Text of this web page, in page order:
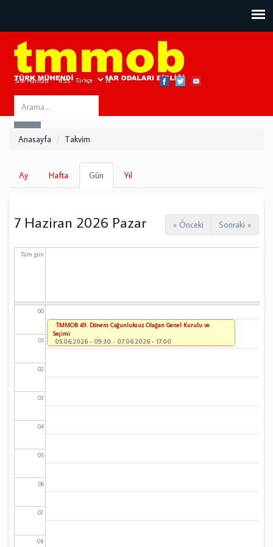
Site Haritası RSS Bize Ulaşın
Search
this
Anasayfa Takvim
Birincil
sekmeler
Ay Hafta Gün
sekme)
Yıl
« Önceki Sonraki »
7 Haziran 2026 Pazar
Tüm gün
00
01
02
03
04
05
06
07
08
TMMOB 49. Dönem Çoğunluksuz Olağan Genel Kurulu ve
Seçimi
05.06.2026 - 09:30 - 07.06.2026 - 17:00